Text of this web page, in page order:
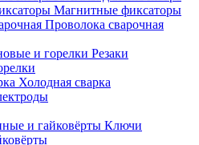
Магнитные фиксаторы
Проволока сварочная
Резаки
Холодная сварка
Ключи